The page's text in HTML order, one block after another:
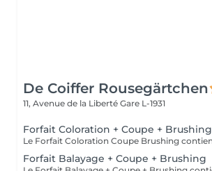
De Coiffer Rousegärtchen
11, Avenue de la Liberté Gare L-1931
Forfait Coloration + Coupe + Brushing
Forfait Balayage + Coupe + Brushing